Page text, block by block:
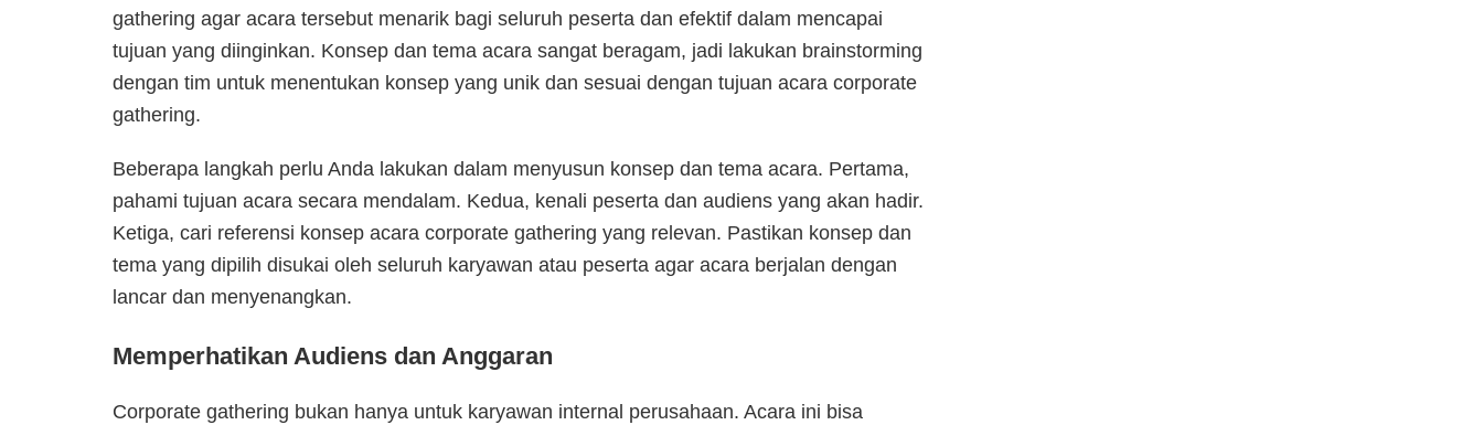
gathering agar acara tersebut menarik bagi seluruh peserta dan efektif dalam mencapai
tujuan yang diinginkan. Konsep dan tema acara sangat beragam, jadi lakukan brainstorming
dengan tim untuk menentukan konsep yang unik dan sesuai dengan tujuan acara corporate
gathering.
Beberapa langkah perlu Anda lakukan dalam menyusun konsep dan tema acara. Pertama,
pahami tujuan acara secara mendalam. Kedua, kenali peserta dan audiens yang akan hadir.
Ketiga, cari referensi konsep acara corporate gathering yang relevan. Pastikan konsep dan
tema yang dipilih disukai oleh seluruh karyawan atau peserta agar acara berjalan dengan
lancar dan menyenangkan.
Memperhatikan Audiens dan Anggaran
Corporate gathering bukan hanya untuk karyawan internal perusahaan. Acara ini bisa